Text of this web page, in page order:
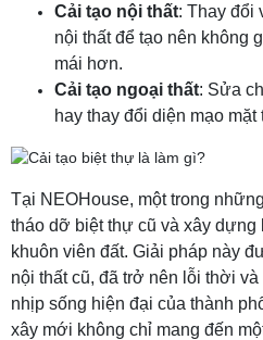
Cải tạo nội thất: Thay đổi
nội thất để tạo nên không
mái hơn.
Cải tạo ngoại thất: Sửa
hay thay đổi diện mạo mặt
Tại NEOHouse, một trong
tháo dỡ biệt thự cũ và xây dựng
khuôn viên đất. Giải pháp này
nội thất cũ, đã trở nên lỗi thời
nhịp sống hiện đại của thành
xây mới không chỉ mang đến